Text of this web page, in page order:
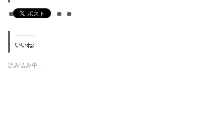
いいね:
読み込み中...